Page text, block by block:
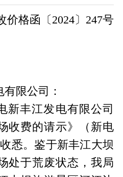
价格函 〔 2024 〕 247号
限公司：
新丰江发电有限公司
收费的请示》（新电
悉。鉴于新丰江大坝
处于荒废状态，我局